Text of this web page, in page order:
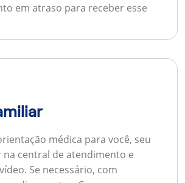
em atraso para receber esse
médica para você, seu
na central de atendimento e
Se necessário, com